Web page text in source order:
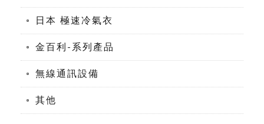
日本 極速冷氣衣
金百利-系列產品
無線通訊設備
其他